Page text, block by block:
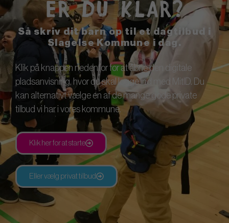
ER DU KLAR?
Så skriv dit barn op til et dagtilbud i
Slagelse Kommune i dag.
Klik på knappen nedenfor for at åbne den digitale
pladsanvisning, hvor du skal logge ind med MitID. Du
kan alternativt vælge en af de mange gode private
tilbud vi har i vores kommune.
Klik her for at starte
Eller vælg privat tilbud